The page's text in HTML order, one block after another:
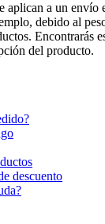
aplican a un envío
debido al
Encontrarás
del producto.
descuento